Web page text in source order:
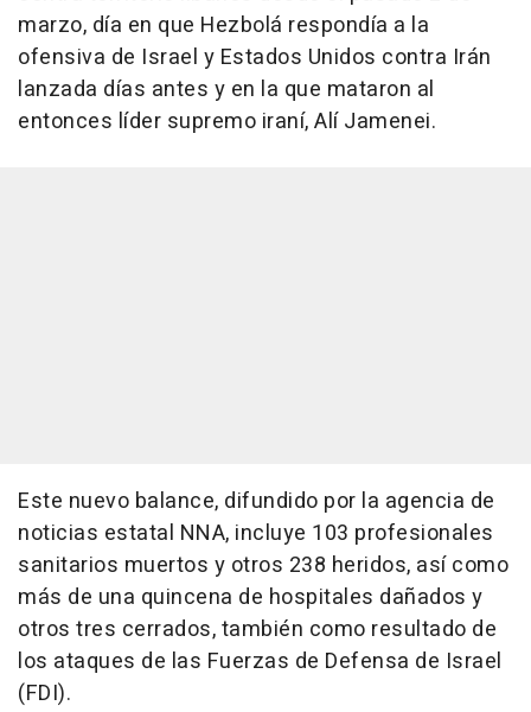
marzo, día en que Hezbolá respondía a la
ofensiva de Israel y Estados Unidos contra Irán
lanzada días antes y en la que mataron al
entonces líder supremo iraní, Alí Jamenei.
Este nuevo balance, difundido por la agencia de
noticias estatal NNA, incluye 103 profesionales
sanitarios muertos y otros 238 heridos, así como
más de una quincena de hospitales dañados y
otros tres cerrados, también como resultado de
los ataques de las Fuerzas de Defensa de Israel
(FDI).